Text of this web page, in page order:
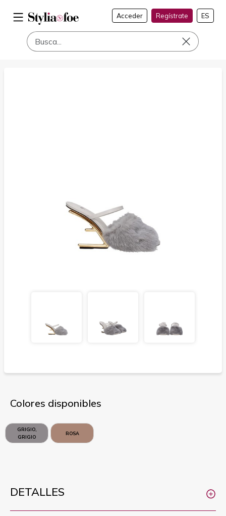
Acceder Regístrate ES
Colores disponibles
GRIGIO,
GRIGIO
CHIARO
ROSA
DETALLES